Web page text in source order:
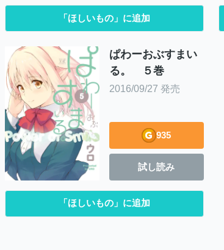
「ほしいもの」に追加
ぱわーおぶすまい
る。 ５巻
2016/09/27 発売
935
試し読み
「ほしいもの」に追加